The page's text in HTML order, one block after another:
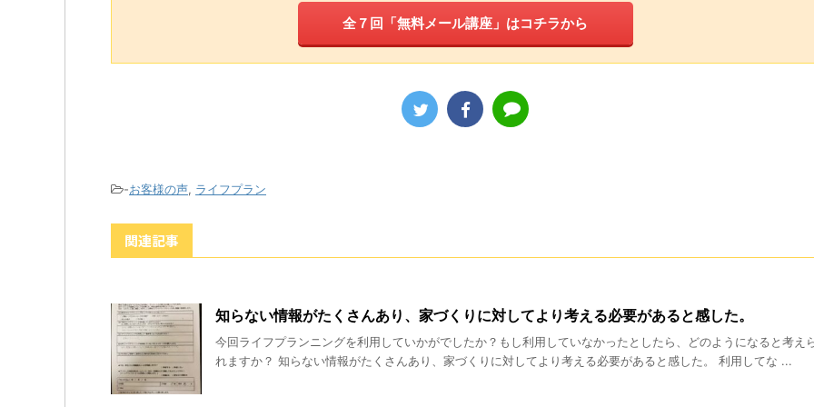
全７回「無料メール講座」はコチラから
-お客様の声, ライフプラン
関連記事
知らない情報がたくさんあり、家づくりに対してより考える必要があると感した。
今回ライフプランニングを利用していかがでしたか？もし利用していなかったとしたら、どのようになると考え
れますか？ 知らない情報がたくさんあり、家づくりに対してより考える必要があると感した。 利用してな ...